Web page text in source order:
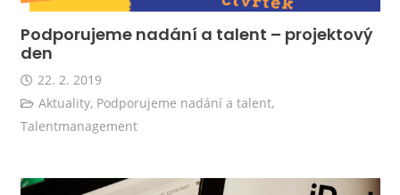
Podporujeme nadání a talent – projektový
den
22. 2. 2019
Aktuality, Podporujeme nadání a talent,
Talentmanagement